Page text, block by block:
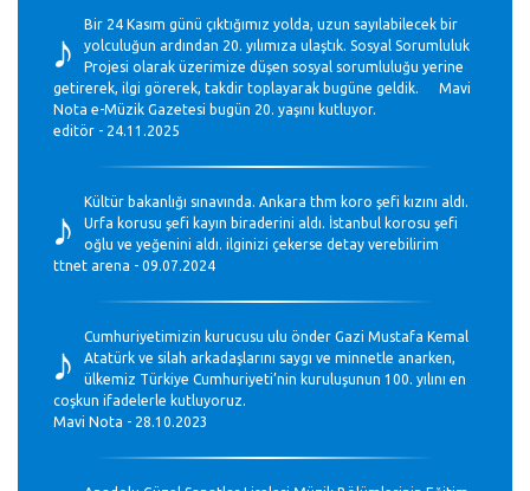
♪
Bir 24 Kasım günü çıktığımız yolda, uzun sayılabilecek bir
yolculuğun ardından 20. yılımıza ulaştık. Sosyal Sorumluluk
Projesi olarak üzerimize düşen sosyal sorumluluğu yerine
getirerek, ilgi görerek, takdir toplayarak bugüne geldik. Mavi
Nota e-Müzik Gazetesi bugün 20. yaşını kutluyor.
editör - 24.11.2025
♪
Kültür bakanlığı sınavında. Ankara thm koro şefi kızını aldı.
Urfa korusu şefi kayın biraderini aldı. İstanbul korosu şefi
oğlu ve yeğenini aldı. ilginizi çekerse detay verebilirim
ttnet arena - 09.07.2024
♪
Cumhuriyetimizin kurucusu ulu önder Gazi Mustafa Kemal
Atatürk ve silah arkadaşlarını saygı ve minnetle anarken,
ülkemiz Türkiye Cumhuriyeti’nin kuruluşunun 100. yılını en
coşkun ifadelerle kutluyoruz.
Mavi Nota - 28.10.2023